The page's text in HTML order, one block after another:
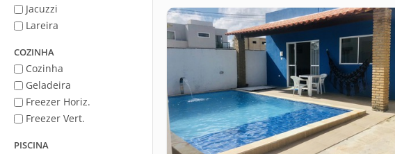
Jacuzzi
Lareira
COZINHA
Cozinha
Geladeira
Freezer Horiz.
Freezer Vert.
PISCINA